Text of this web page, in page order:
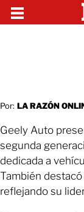
Por: LA RAZÓN
Geely Auto
segunda
dedicada a
También
reflejando su